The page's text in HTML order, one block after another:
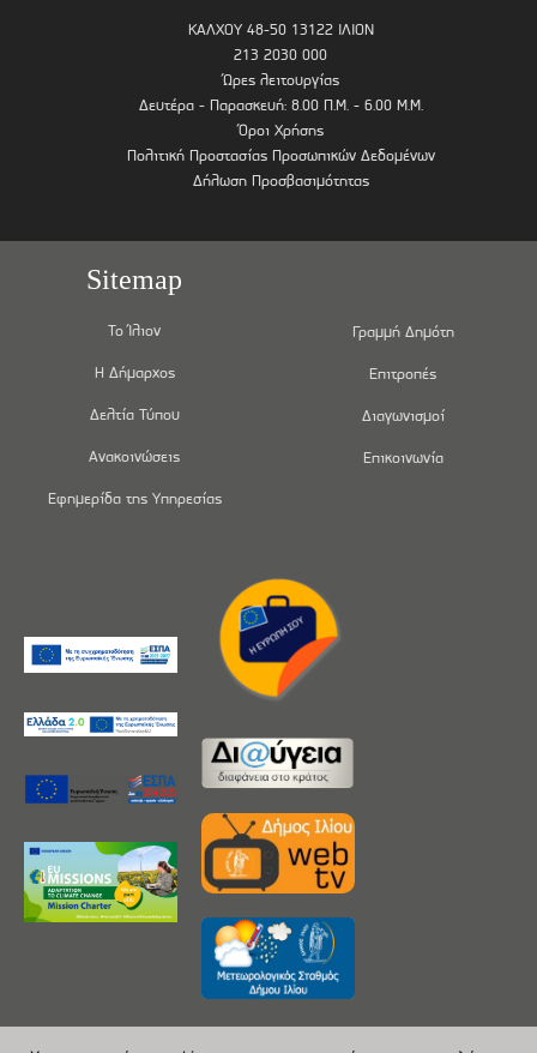
ΚΑΛΧΟΥ 48-50 13122 ΙΛΙΟΝ
213 2030 000
Ώρες λειτουργίας
Δευτέρα - Παρασκευή: 8.00 Π.Μ. - 6.00 Μ.Μ.
Όροι Χρήσης
Πολιτική Προστασίας Προσωπικών Δεδομένων
Δήλωση Προσβασιμότητας
Sitemap
Το Ίλιον
Η Δήμαρχος
Δελτία Τύπου
Ανακοινώσεις
Εφημερίδα της Υπηρεσίας
Γραμμή Δημότη
Επιτροπές
Διαγωνισμοί
Επικοινωνία